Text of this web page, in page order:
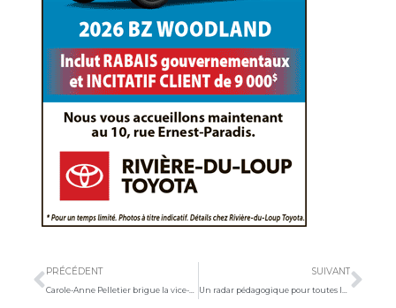
PRÉCÉDENT
Carole-Anne Pelletier brigue la vice-présidence de la Relève de la CAQ
SUIVANT